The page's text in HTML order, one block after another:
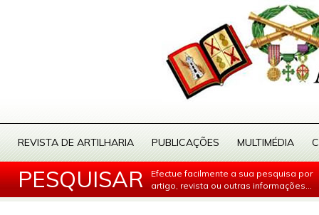
REVISTA DE ARTILHARIA PUBLICAÇÕES MULTIMÉDIA
PESQUISAR
Efectue facilmente a sua pesquisa por
artigo, revista ou outras informações...